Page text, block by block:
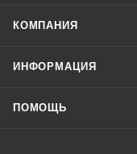
КОМПАНИЯ
ИНФОРМАЦИЯ
ПОМОЩЬ